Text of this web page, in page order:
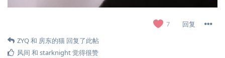
7
回复
ZYQ和 房东的猫 回复了此帖
风间 和 starknight觉得很赞